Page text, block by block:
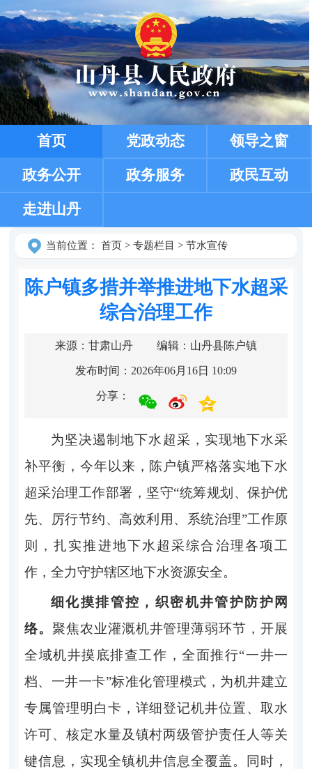
首页 党政动态 领导之窗
政务公开 政务服务 政民互动
走进山丹
当前位置： 首页> 专题栏目 > 节水宣传
陈户镇多措并举推进地下水超采
综合治理工作
来源：甘肃山丹 编辑：山丹县陈户镇
发布时间：2026年06月16日 10:09
分享：
为坚决遏制地下水超采，实现地下水采
补平衡，今年以来，陈户镇严格落实地下水
超采治理工作部署，坚守“统筹规划、保护优
先、厉行节约、高效利用、系统治理”工作原
则，扎实推进地下水超采综合治理各项工
作，全力守护辖区地下水资源安全。
细化摸排管控，织密机井管护防护网
络。 聚焦农业灌溉机井管理薄弱环节，开展
全域机井摸底排查工作，全面推行“一井一
档、一井一卡”标准化管理模式，为机井建立
专属管理明白卡，详细登记机井位置、取水
许可、核定水量及镇村两级管护责任人等关
键信息，实现全镇机井信息全覆盖。同时，